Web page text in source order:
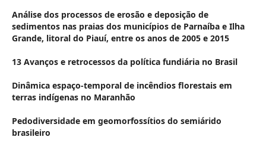
Análise dos processos de erosão e deposição de
sedimentos nas praias dos municípios de Parnaíba e Ilha
Grande, litoral do Piauí, entre os anos de 2005 e 2015
13 Avanços e retrocessos da política fundiária no Brasil
Dinâmica espaço-temporal de incêndios florestais em
terras indígenas no Maranhão
Pedodiversidade em geomorfossítios do semiárido
brasileiro